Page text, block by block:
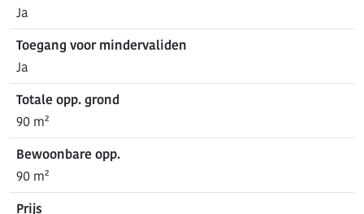
Ja
Toegang voor mindervaliden
Ja
Totale opp. grond
90 m²
Bewoonbare opp.
90 m²
Prijs